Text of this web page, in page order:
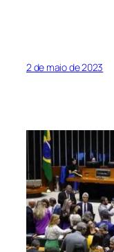
2 de maio de 2023